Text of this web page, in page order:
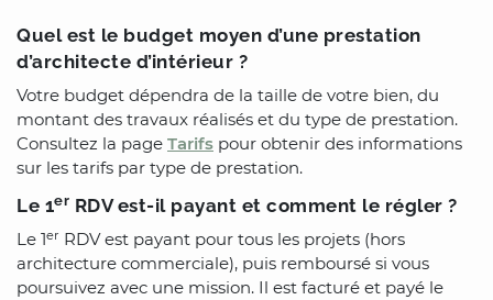
Quel est le budget moyen d’une prestation
d’architecte d’intérieur ?
Votre budget dépendra de la taille de votre bien, du
montant des travaux réalisés et du type de prestation.
Consultez la page Tarifs pour obtenir des informations
sur les tarifs par type de prestation.
Le 1er RDV est-il payant et comment le régler ?
Le 1er RDV est payant pour tous les projets (hors
architecture commerciale), puis remboursé si vous
poursuivez avec une mission. Il est facturé et payé le